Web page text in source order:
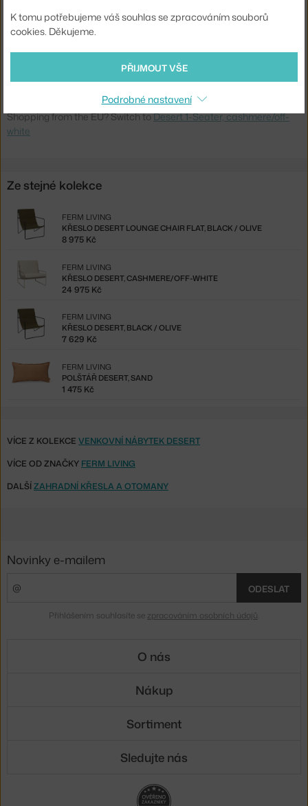
Info k produktu:
5704723339144
Ste zo Slovenska? Prejdite naKreslo Desert, cashmere/off-white
Shopping from the EU? Switch toDesert 1-Seater, cashmere/off-
white
Ze stejné kolekce
KŘESLO DESERT LOUNGE CHAIR FLAT, BLACK / OLIVE
FERM LIVING
8 975 Kč
KŘESLO DESERT, CASHMERE/OFF-WHITE
FERM LIVING
24 975 Kč
KŘESLO DESERT, BLACK / OLIVE
FERM LIVING
7 629 Kč
POLŠTÁŘ DESERT, SAND
FERM LIVING
1 475 Kč
VÍCE Z KOLEKCE VENKOVNÍ NÁBYTEK DESERT
VÍCE OD ZNAČKY FERM LIVING
DALŠÍZAHRADNÍ KŘESLA A OTOMANY
K tomu potřebujeme váš souhlas se zpracováním souborů
cookies. Děkujeme.
PŘIJMOUT VŠE
Podrobné nastavení
Novinky e-mailem
ODESLAT
Přihlášením souhlasíte se zpracováním osobních údajů
O nás
Nákup
Sortiment
Sledujte nás